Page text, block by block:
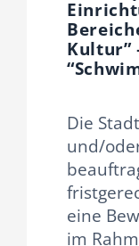
Fraktion
Kreistag
Termine
Kultur”
Die
und/
eine
im